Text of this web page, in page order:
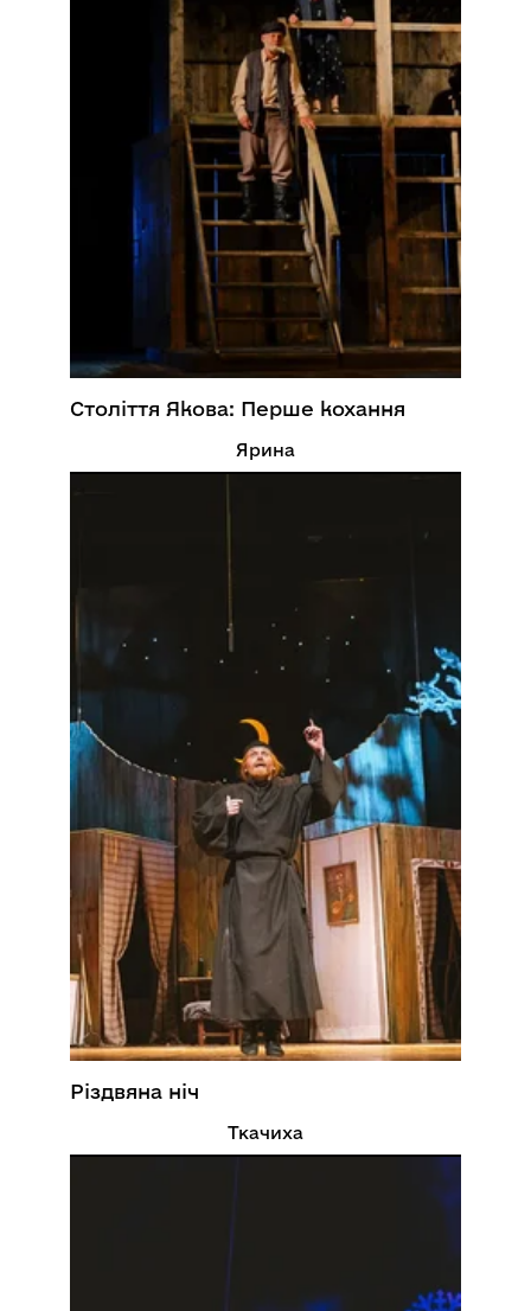
Століття Якова: Перше кохання
Ярина
Різдвяна ніч
Ткачиха